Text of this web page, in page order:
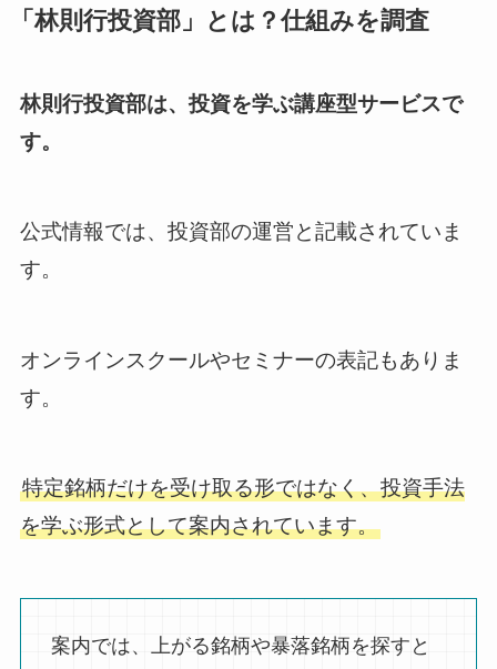
「林則行投資部」とは？仕組みを調査
林則行投資部は、投資を学ぶ講座型サービスで
す。
公式情報では、投資部の運営と記載されていま
す。
オンラインスクールやセミナーの表記もありま
す。
特定銘柄だけを受け取る形ではなく、投資手法
を学ぶ形式として案内されています。
案内では、上がる銘柄や暴落銘柄を探すと